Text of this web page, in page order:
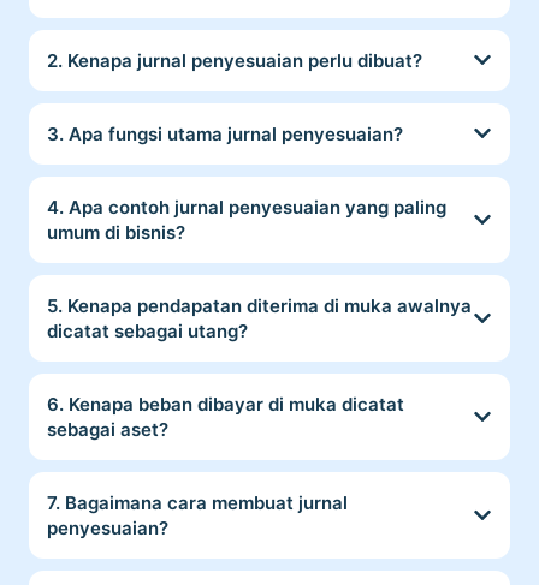
2. Kenapa jurnal penyesuaian perlu dibuat?
3. Apa fungsi utama jurnal penyesuaian?
4. Apa contoh jurnal penyesuaian yang paling
umum di bisnis?
5. Kenapa pendapatan diterima di muka awalnya
dicatat sebagai utang?
6. Kenapa beban dibayar di muka dicatat
sebagai aset?
7. Bagaimana cara membuat jurnal
penyesuaian?